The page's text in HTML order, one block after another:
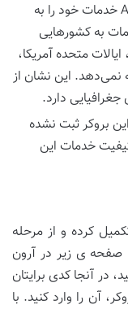
محدودیت‌های جغرافیایی: Aron groups خدمات خود را به
به کشورهایی
متحده آمریکا،
نمی‌دهد. این نشان از
دارد.
بروکر ثبت نشده
خدمات این
کرده و از مرحله
صفحه ی زیر در آرون
در آنجا کدی برایتان
آن را وارد کنید. با